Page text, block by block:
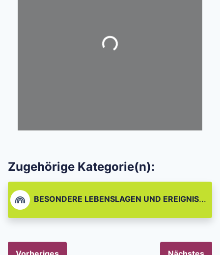
Wird geladen …
Zugehörige Kategorie(n):
BESONDERE LEBENSLAGEN UND EREIGNISSE